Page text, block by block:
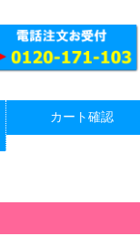
カート確認